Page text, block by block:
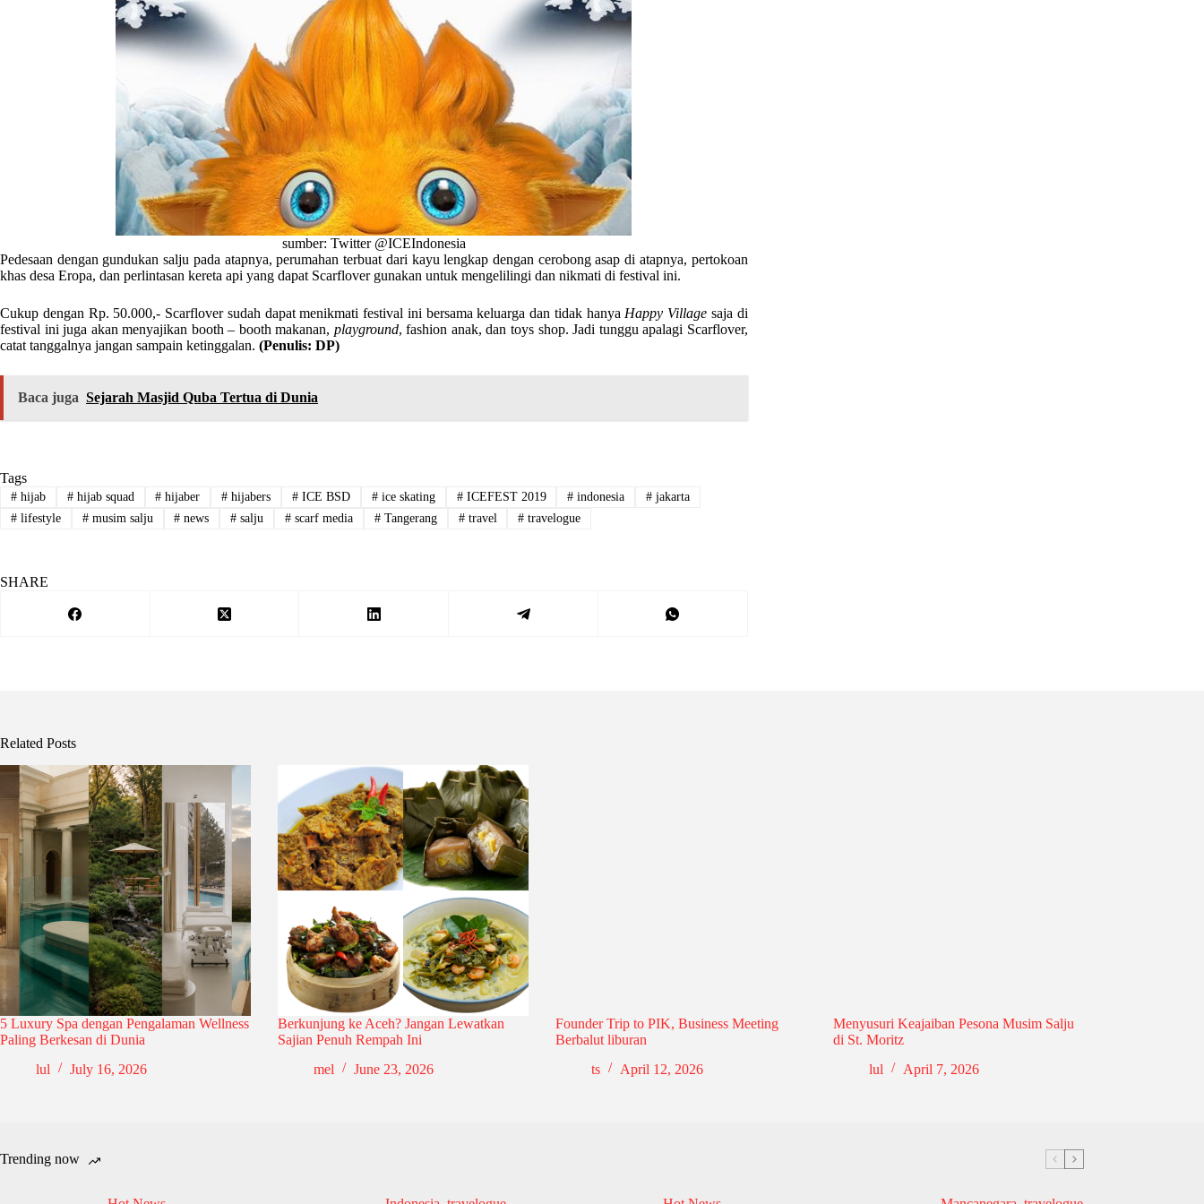
sumber: Twitter @ICEIndonesia
Pedesaan dengan gundukan salju pada atapnya, perumahan terbuat dari kayu lengkap dengan cerobong asap di atapnya, pertokoan
khas desa Eropa, dan perlintasan kereta api yang dapat Scarflover gunakan untuk mengelilingi dan nikmati di festival ini.
Cukup dengan Rp. 50.000,- Scarflover sudah dapat menikmati festival ini bersama keluarga dan tidak hanya Happy Village saja di
festival ini juga akan menyajikan booth – booth makanan, playground, fashion anak, dan toys shop. Jadi tunggu apalagi Scarflover,
catat tanggalnya jangan sampain ketinggalan. (Penulis: DP)
Baca juga Sejarah Masjid Quba Tertua di Dunia
Tags
#hijab #hijab squad # hijaber # hijabers # ICE BSD #ice skating #ICEFEST 2019 # indonesia # jakarta
#lifestyle #musim salju # news # salju # scarf media #Tangerang #travel # travelogue
SHARE
Related Posts
5 Luxury Spa dengan Pengalaman Wellness
Paling Berkesan di Dunia
lul
July 16, 2026
Berkunjung ke Aceh? Jangan Lewatkan
Sajian Penuh Rempah Ini
mel
June 23, 2026
Founder Trip to PIK, Business Meeting
Berbalut liburan
ts
April 12, 2026
Menyusuri Keajaiban Pesona Musim Salju
di St. Moritz
lul
April 7, 2026
Trending now